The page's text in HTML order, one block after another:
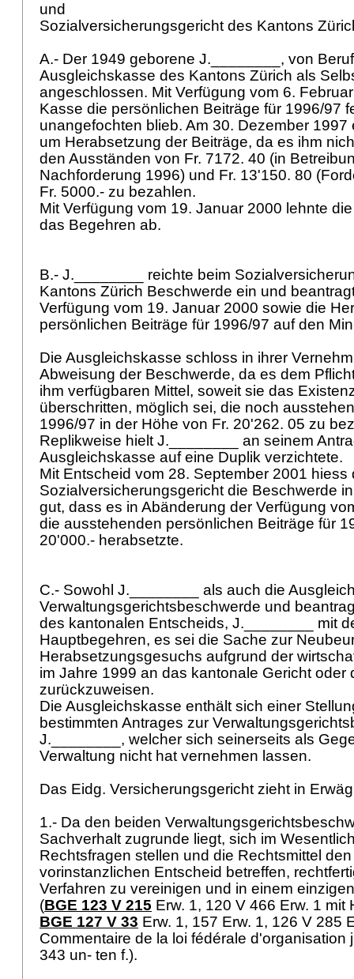
und
Sozialversicherungsgericht des Kantons
A.- Der 1949 geborene J.________, von
Ausgleichskasse des Kantons Zürich als
angeschlossen. Mit Verfügung vom 6.
Kasse die persönlichen Beiträge für 1996/97
unangefochten blieb. Am 30. Dezember
um Herabsetzung der Beiträge, da es ihm
den Ausständen von Fr. 7172. 40 (in
Nachforderung 1996) und Fr. 13'150. 80
Fr. 5000.- zu bezahlen.
Mit Verfügung vom 19. Januar 2000 lehnte
das Begehren ab.
B.- J.________ reichte beim
Kantons Zürich Beschwerde ein und
Verfügung vom 19. Januar 2000 sowie die
persönlichen Beiträge für 1996/97 auf den
Die Ausgleichskasse schloss in ihrer
Abweisung der Beschwerde, da es dem
ihm verfügbaren Mittel, soweit sie das
überschritten, möglich sei, die noch
1996/97 in der Höhe von Fr. 20'262. 05 zu
Replikweise hielt J.________ an seinem
Ausgleichskasse auf eine Duplik verzichtete.
Mit Entscheid vom 28. September 2001 hiess
Sozialversicherungsgericht die Beschwerde
gut, dass es in Abänderung der Verfügung
die ausstehenden persönlichen Beiträge für
20'000.- herabsetzte.
C.- Sowohl J.________ als auch die
Verwaltungsgerichtsbeschwerde und
des kantonalen Entscheids, J.________ mit
Hauptbegehren, es sei die Sache zur
Herabsetzungsgesuchs aufgrund der
im Jahre 1999 an das kantonale Gericht oder
zurückzuweisen.
Die Ausgleichskasse enthält sich einer
bestimmten Antrages zur
J.________, welcher sich seinerseits als
Verwaltung nicht hat vernehmen lassen.
Das Eidg. Versicherungsgericht zieht in
1.- Da den beiden
Sachverhalt zugrunde liegt, sich im
Rechtsfragen stellen und die Rechtsmittel
vorinstanzlichen Entscheid betreffen,
Verfahren zu vereinigen und in einem
(BGE 123 V 215 Erw. 1, 120 V 466 Erw. 1 mit
BGE 127 V 33 Erw. 1, 157 Erw. 1, 126 V 285
Commentaire de la loi fédérale d'organisation
343 un- ten f.).